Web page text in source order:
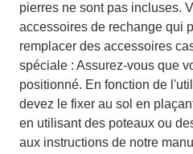
pierres ne sont pas incluses.
accessoires de rechange qui
remplacer des accessoires
spéciale : Assurez-vous que
positionné. En fonction de
devez le fixer au sol en
en utilisant des poteaux ou
aux instructions de notre